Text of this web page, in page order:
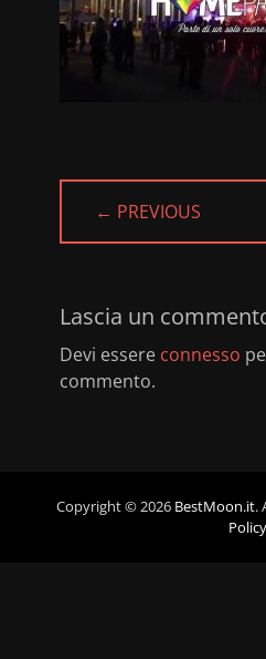
← PREVIOUS
PREVIOUS
Lascia un
Devi essere connesso
commento.
Copyright © 2026 BestMoon.it.
Policy